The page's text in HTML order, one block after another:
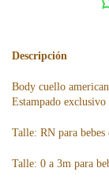
Descripción
Body cuello
Estampado exclusivo
Talle: RN para bebes
Talle: 0 a 3m para